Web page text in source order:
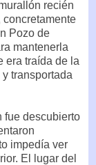
recién
Pozo de
mantenerla
era traída de la
transportada
fue descubierto
impedía ver
El lugar del